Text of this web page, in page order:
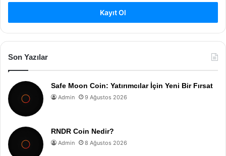
Kayıt Ol
Son Yazılar
Safe Moon Coin: Yatırımcılar İçin Yeni Bir Fırsat
Admin 9 Ağustos 2026
RNDR Coin Nedir?
Admin 8 Ağustos 2026